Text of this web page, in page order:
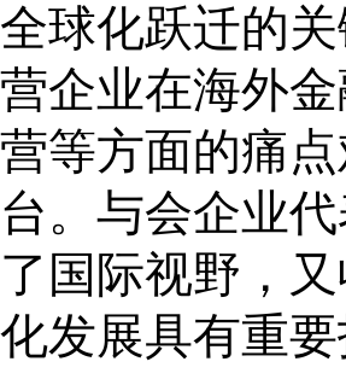
全球化跃迁的
营企业在海外
营等方面的痛
台。与会企业
了国际视野，
化发展具有重